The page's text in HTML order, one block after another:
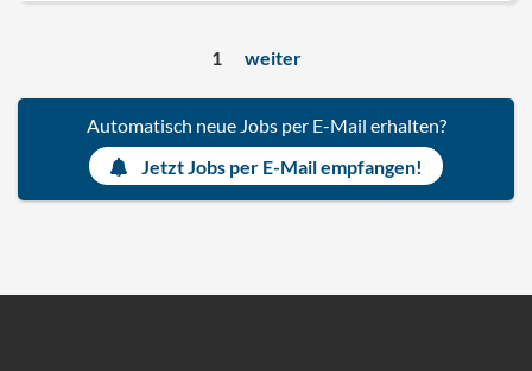
1 weiter
Automatisch neue Jobs per E-Mail erhalten?
Jetzt Jobs per E-Mail empfangen!